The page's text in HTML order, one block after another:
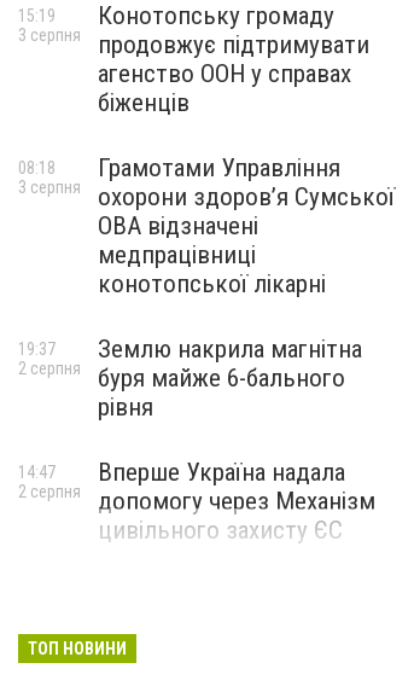
Конотопську громаду
продовжує підтримувати
агенство ООН у справах
біженців
15:19
3 серпня
Грамотами Управління
охорони здоров’я Сумської
ОВА відзначені
медпрацівниці
конотопської лікарні
08:18
3 серпня
Землю накрила магнітна
буря майже 6-бального
рівня
19:37
2 серпня
Вперше Україна надала
допомогу через Механізм
цивільного захисту ЄС
14:47
2 серпня
ТОП НОВИНИ